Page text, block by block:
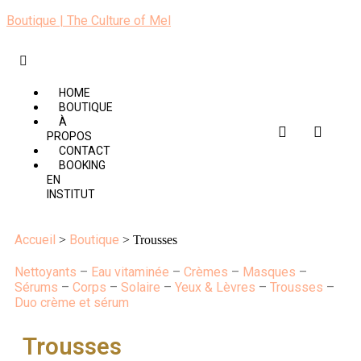
Boutique | The Culture of Mel
HOME
BOUTIQUE
À
PROPOS
CONTACT
BOOKING
EN
INSTITUT
Accueil > Boutique > Trousses
Nettoyants – Eau vitaminée – Crèmes – Masques –
Sérums – Corps – Solaire – Yeux & Lèvres – Trousses –
Duo crème et sérum
Trousses